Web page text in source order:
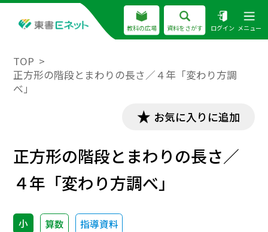
教科の広場 資料をさがす ログイン メニュー
TOP
正方形の階段とまわりの長さ／４年「変わり方調
べ」
お気に入りに追加
正方形の階段とまわりの長さ／
４年「変わり方調べ」
小 算数 指導資料